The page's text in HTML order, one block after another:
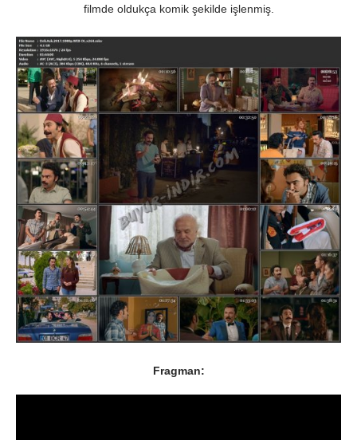
filmde oldukça komik şekilde işlenmiş.
Fragman: